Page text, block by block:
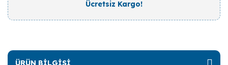
Ücretsiz Kargo!
ÜRÜN BİLGİSİ